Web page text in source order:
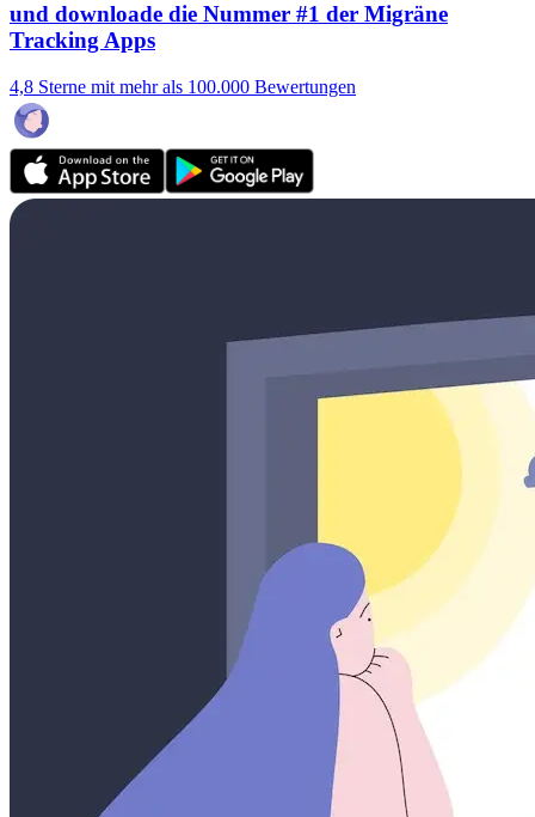
und downloade die Nummer #1 der Migräne
Tracking Apps
4,8 Sterne mit mehr als 100.000 Bewertungen